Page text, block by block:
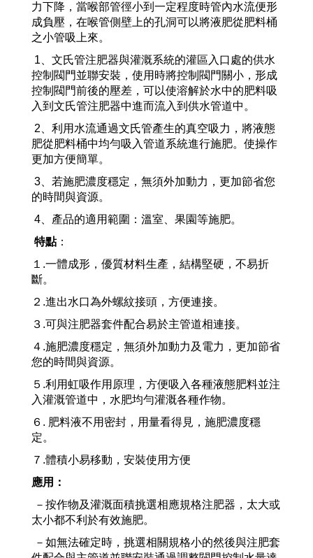
力下降 ， 當喉部管徑小到一定程度時管內水流便形
成負壓 ， 在喉管側壁上的孔洞可以將液肥從肥料桶
之小管吸上來。
1、文氏管注肥器與灌溉系統的灌區入口處的供水
控制閥門並聯安裝，使用時將控制閥門關小，形成
控制閥門前後的壓差，可以使溶解於水中的肥料吸
入到文氏管注肥器中進而流入到供水管道中。
2、利用水流通過文氏管產生的真空吸力，將液態
肥從肥料桶中均勻吸入管道系統進行施肥。使操作
更加方便簡單。
3、若施肥濃度穩定，無須外加動力，更加節省您
的時間與資源。
4、產品的適用範圍：溫室、果園等施肥。
特點：
１.一體成形，優質材料生產，結構堅硬，不易折
斷。
２.進出水口為外螺紋接頭，方便連接。
３.可與注肥器套件配合易於主管道相連接。
４.施肥濃度穩定，無須外加動力及電力，更加節省
您的時間與資源。
５.利用虹吸作用原理，方便吸入各種液態肥料並注
入灌溉管道中，水肥均勻灌溉各種作物。
６. 肥料液不用密封，用量看得見，施肥濃度穩
定。
７.體積小易移動，安裝使用方便
應用：
－按作物及灌溉面積挑選相應規格注肥器，太大或
太小都不利於有效施肥。
－如無法確定時，挑選相關規格小的然後與注肥套